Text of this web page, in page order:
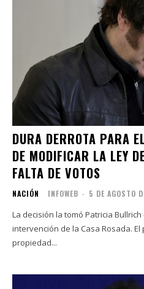
DURA DERROTA PARA
DE MODIFICAR LA LEY
FALTA DE VOTOS
NACIÓN INFOWEB - 5 DE AGOSTO
La decisión la tomó Patricia
intervención de la Casa Rosada.
propiedad...